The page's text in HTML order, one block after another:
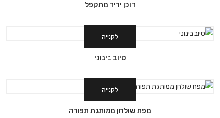
דוכן יריד מתקפל
לקנייה
טיוב בינוני
לקנייה
מפת שולחן ממותגת תפורה